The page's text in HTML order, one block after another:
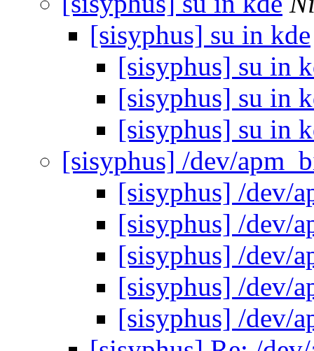
[sisyphus] su in kde
[sisyphus] su in
[sisyphus] su in
[sisyphus] su in
[sisyphus] /dev/
[sisyphus] /dev/
[sisyphus] /dev/
[sisyphus] /dev/
[sisyphus] /dev/
[sisyphus] /dev/